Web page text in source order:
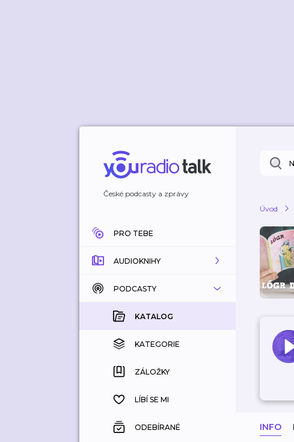
České podcasty a zprávy
PRO TEBE
AUDIOKNIHY
KATALOG
KOUPENÉ
KATEGORIE
ZÁLOŽKY
HISTORIE
PODCASTY
KATALOG
KATEGORIE
ZÁLOŽKY
LÍBÍ SE MI
ODEBÍRANÉ
Úvod
INFO